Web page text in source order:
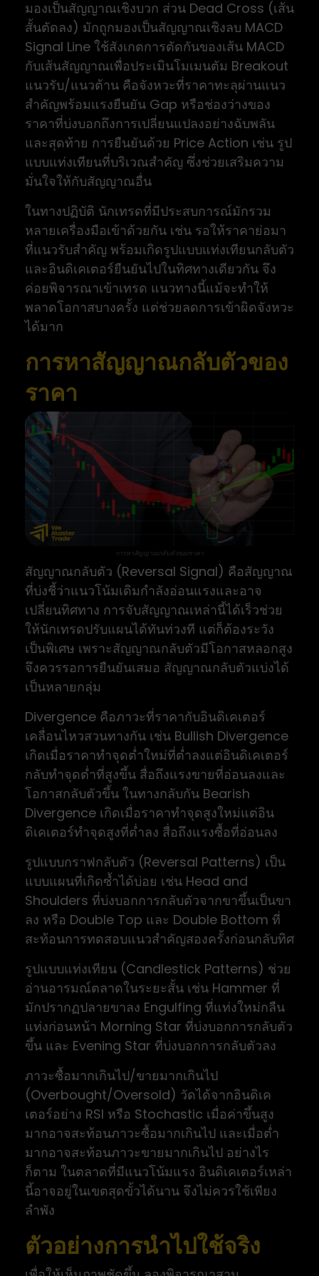
มองเป็นสัญญาณเชิงบวก ส่วน Dead Cross (เส้น
สั้นตัดลง) มักถูกมองเป็นสัญญาณเชิงลบ MACD
Signal Line ใช้สังเกตการตัดกันของเส้น MACD
กับเส้นสัญญาณเพื่อประเมินโมเมนตัม Breakout
แนวรับ/แนวต้าน คือจังหวะที่ราคาทะลุผ่านแนว
สำคัญพร้อมแรงยืนยัน Gap หรือช่องว่างของ
ราคาที่บ่งบอกถึงการเปลี่ยนแปลงอย่างฉับพลัน
และสุดท้าย การยืนยันด้วย Price Action เช่น รูป
แบบแท่งเทียนที่บริเวณสำคัญ ซึ่งช่วยเสริมความ
มั่นใจให้กับสัญญาณอื่น
ในทางปฏิบัติ นักเทรดที่มีประสบการณ์มักรวม
หลายเครื่องมือเข้าด้วยกัน เช่น รอให้ราคาย่อมา
ที่แนวรับสำคัญ พร้อมเกิดรูปแบบแท่งเทียนกลับตัว
และอินดิเคเตอร์ยืนยันไปในทิศทางเดียวกัน จึง
ค่อยพิจารณาเข้าเทรด แนวทางนี้แม้จะทำให้
พลาดโอกาสบางครั้ง แต่ช่วยลดการเข้าผิดจังหวะ
ได้มาก
การหาสัญญาณกลับตัวของ
ราคา
การหาสัญญาณกลับตัวของราคา
สัญญาณกลับตัว (Reversal Signal) คือสัญญาณ
ที่บ่งชี้ว่าแนวโน้มเดิมกำลังอ่อนแรงและอาจ
เปลี่ยนทิศทาง การจับสัญญาณเหล่านี้ได้เร็วช่วย
ให้นักเทรดปรับแผนได้ทันท่วงที แต่ก็ต้องระวัง
เป็นพิเศษ เพราะสัญญาณกลับตัวมีโอกาสหลอกสูง
จึงควรรอการยืนยันเสมอ สัญญาณกลับตัวแบ่งได้
เป็นหลายกลุ่ม
Divergence คือภาวะที่ราคากับอินดิเคเตอร์
เคลื่อนไหวสวนทางกัน เช่น Bullish Divergence
เกิดเมื่อราคาทำจุดต่ำใหม่ที่ต่ำลงแต่อินดิเคเตอร์
กลับทำจุดต่ำที่สูงขึ้น สื่อถึงแรงขายที่อ่อนลงและ
โอกาสกลับตัวขึ้น ในทางกลับกัน Bearish
Divergence เกิดเมื่อราคาทำจุดสูงใหม่แต่อิน
ดิเคเตอร์ทำจุดสูงที่ต่ำลง สื่อถึงแรงซื้อที่อ่อนลง
รูปแบบกราฟกลับตัว (Reversal Patterns) เป็น
แบบแผนที่เกิดซ้ำได้บ่อย เช่น Head and
Shoulders ที่บ่งบอกการกลับตัวจากขาขึ้นเป็นขา
ลง หรือ Double Top และ Double Bottom ที่
สะท้อนการทดสอบแนวสำคัญสองครั้งก่อนกลับทิศ
รูปแบบแท่งเทียน (Candlestick Patterns) ช่วย
อ่านอารมณ์ตลาดในระยะสั้น เช่น Hammer ที่
มักปรากฏปลายขาลง Engulfing ที่แท่งใหม่กลืน
แท่งก่อนหน้า Morning Star ที่บ่งบอกการกลับตัว
ขึ้น และ Evening Star ที่บ่งบอกการกลับตัวลง
ภาวะซื้อมากเกินไป/ขายมากเกินไป
(Overbought/Oversold) วัดได้จากอินดิเค
เตอร์อย่าง RSI หรือ Stochastic เมื่อค่าขึ้นสูง
มากอาจสะท้อนภาวะซื้อมากเกินไป และเมื่อต่ำ
มากอาจสะท้อนภาวะขายมากเกินไป อย่างไร
ก็ตาม ในตลาดที่มีแนวโน้มแรง อินดิเคเตอร์เหล่า
นี้อาจอยู่ในเขตสุดขั้วได้นาน จึงไม่ควรใช้เพียง
ลำพัง
ตัวอย่างการนำไปใช้จริง